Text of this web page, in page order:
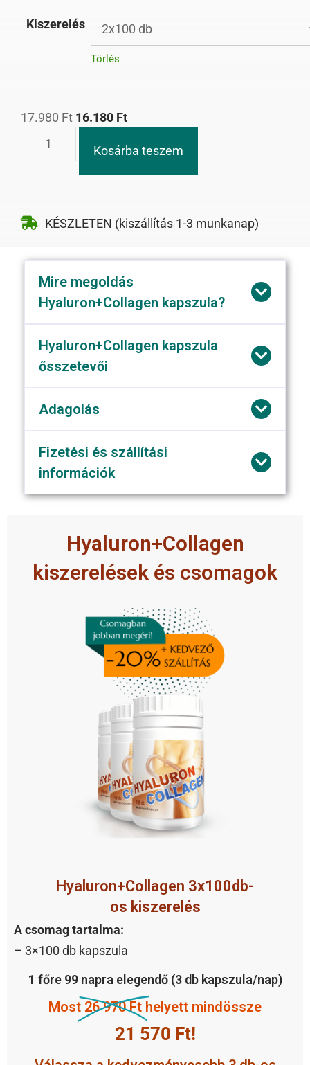
Kiszerelés
Törlés
17.980Ft 16.180 Ft
Kosárba teszem
KÉSZLETEN (kiszállítás 1-3 munkanap)
Mire megoldás
Hyaluron+Collagen kapszula?
Hyaluron+Collagen kapszula
ősszetevői
Adagolás
Fizetési és szállítási
információk
Hyaluron+Collagen
kiszerelések és csomagok
Hyaluron+Collagen 3x100db-
os kiszerelés
A csomag tartalma:
– 3×100 db kapszula
1 főre 99 napra elegendő (3 db kapszula/nap)
Most 26 970 Ft helyett mindössze
21 570 Ft!